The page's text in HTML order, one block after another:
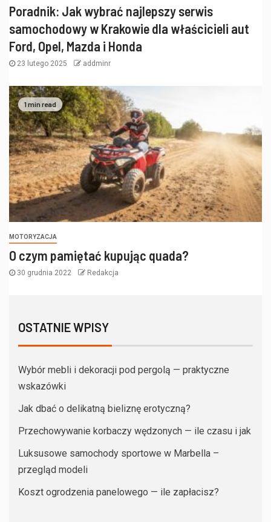
Poradnik: Jak wybrać najlepszy serwis
samochodowy w Krakowie dla właścicieli aut
Ford, Opel, Mazda i Honda
23 lutego 2025 addminr
1 min read
MOTORYZACJA
O czym pamiętać kupując quada?
30 grudnia 2022 Redakcja
OSTATNIE WPISY
Wybór mebli i dekoracji pod pergolą — praktyczne
wskazówki
Jak dbać o delikatną bieliznę erotyczną?
Przechowywanie korbaczy wędzonych — ile czasu i jak
Luksusowe samochody sportowe w Marbella –
przegląd modeli
Koszt ogrodzenia panelowego — ile zapłacisz?